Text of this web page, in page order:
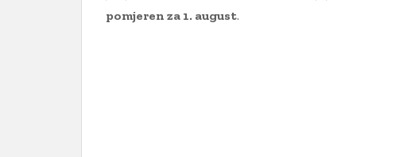
pomjeren za 1. august.